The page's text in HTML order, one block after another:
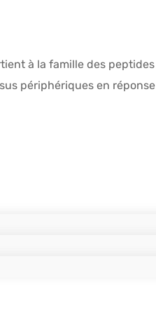
à la famille des
périphériques en